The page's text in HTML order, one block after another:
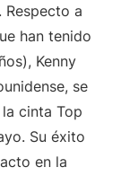
a
han tenido
Kenny
se
cinta Top
Su éxito
en la